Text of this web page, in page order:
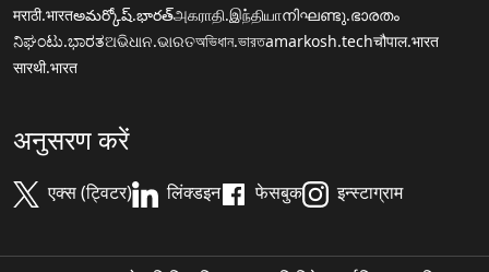
मराठी.भारतఅమర్కోష్.భారత్அகராதி.இந்தியாനിഘണ്ടു.ഭാരതം
ನಿಘಂಟು.ಭಾರತଅଭିଧାନ.ଭାରତঅভিধান.ভারতamarkosh.techचौपाल.भारत
सारथी.भारत
अनुसरण करें
एक्स (ट्विटर) लिंक्डइन फेसबुक इन्स्टाग्राम